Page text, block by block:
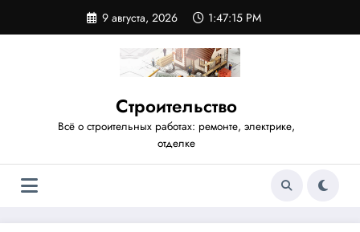
содержимому
9 августа, 2026 1:47:15 PM
Строительство
Всё о строительных работах: ремонте, электрике,
отделке